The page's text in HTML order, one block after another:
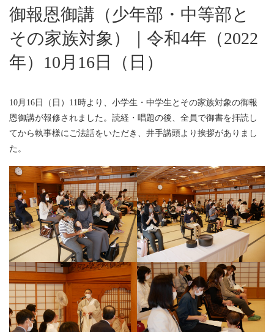
御報恩御講（少年部・中等部と
その家族対象）｜令和4年（2022
年）10月16日（日）
10月16日（日）11時より、小学生・中学生とその家族対象の御報
恩御講が報修されました。読経・唱題の後、全員で御書を拝読し
てから執事様にご法話をいただき、井手講頭より挨拶がありまし
た。